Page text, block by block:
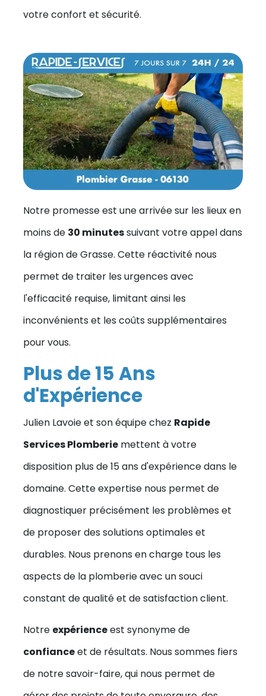
votre confort et sécurité.
Notre promesse est une arrivée sur les lieux en
moins de 30 minutessuivant votre appel dans
la région de Grasse. Cette réactivité nous
permet de traiter les urgences avec
l'efficacité requise, limitant ainsi les
inconvénients et les coûts supplémentaires
pour vous.
Plus de 15 Ans
d'Expérience
Julien Lavoie et son équipe chez Rapide
Services Plomberie mettent à votre
disposition plus de 15 ans d'expérience dans le
domaine. Cette expertise nous permet de
diagnostiquer précisément les problèmes et
de proposer des solutions optimales et
durables. Nous prenons en charge tous les
aspects de la plomberie avec un souci
constant de qualité et de satisfaction client.
Notre expérienceest synonyme de
confianceet de résultats. Nous sommes fiers
de notre savoir-faire, qui nous permet de